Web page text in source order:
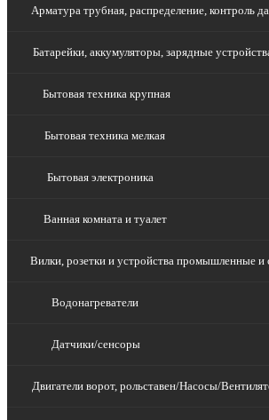
Арматура трубная, распределение, контроль
Батарейки, аккумуляторы, зарядные
Бытовая техника крупная
Бытовая техника мелкая
Бытовая электроника
Ванная комната и туалет
Вилки, розетки и устройства промышленные и
Водонагреватели
Датчики/сенсоры
Двигатели ворот, рольставен/Насосы/